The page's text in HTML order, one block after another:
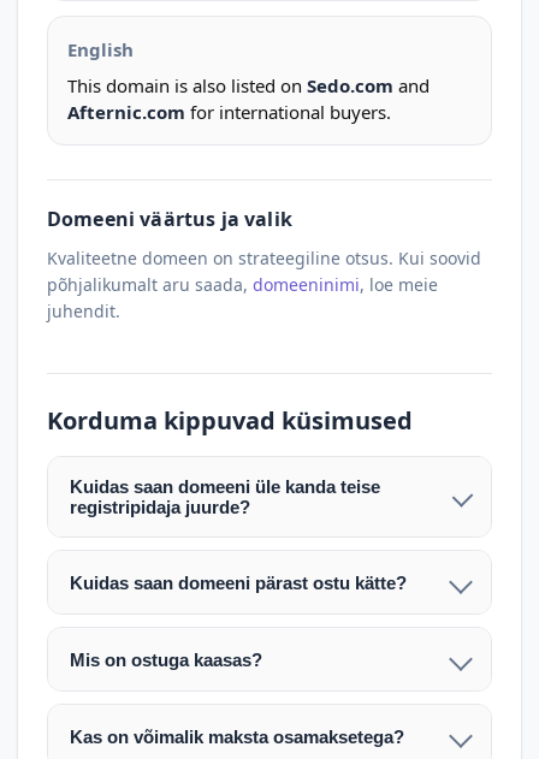
English
This domain is also listed on Sedo.com and
Afternic.com for international buyers.
Domeeni väärtus ja valik
Kvaliteetne domeen on strateegiline otsus. Kui soovid
põhjalikumalt aru saada, domeeninimi, loe meie
juhendit.
Korduma kippuvad küsimused
Kuidas saan domeeni üle kanda teise
registripidaja juurde?
Pärast makse laekumist edastame teile domeeni
AUTH (EPP) koodi. Selle abil saate domeeni üle
Domeeni ülekandmine toimub registripidajate
tööpäeva. Täpsemad juhised saadetakse teile e-
posti teel pärast tehingu kinnitamist.
Kuidas saan domeeni pärast ostu kätte?
Pärast ostu vormistamist väljastame arve.
Maksekinnituse järel edastame teile domeeni
enda valitud registripidaja juurde.
Mis on ostuga kaasas?
Ostuga kaasas on domeeninime omandiõigus.
Veebimajutust ja e-posti teenuseid tuleb tellida
Kas on võimalik maksta osamaksetega?